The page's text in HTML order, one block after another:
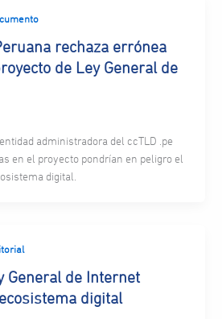
rechaza errónea
de Ley General de
administradora del ccTLD .pe
en el proyecto pondrían en peligro el
digital.
General de Internet
digital